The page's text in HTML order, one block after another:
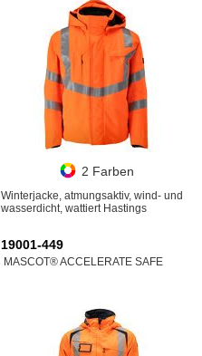
2 Farben
Winterjacke, atmungsaktiv, wind- und
wasserdicht, wattiert Hastings
19001-449
MASCOT® ACCELERATE SAFE